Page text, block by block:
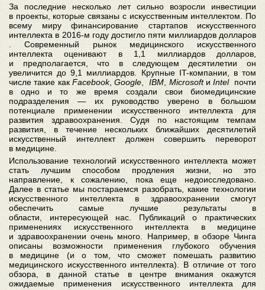
За последние несколько лет сильно возросли инвестиции
в проекты, которые связаны с искусственным интеллектом. По
всему миру финансирование стартапов искусственного
интеллекта в 2016-м году достигло пяти миллиардов долларов
. Современный рынок медицинского искусственного
интеллекта оценивают в 1,1 миллиардов долларов,
и предполагается, что в следующем десятилетии он
увеличится до 9,1 миллиардов. Крупные IT-компании, в том
числе такие какFacebook,Google ,IBM MicrosoftиIntelпочти
в одно и то же время создали свои биомедицинские
подразделения — их руководство уверено в большом
потенциале применении искусственного интеллекта для
развития здравоохранения. Судя по настоящим темпам
развития, в течение нескольких ближайших десятилетий
искусственный интеллект должен совершить переворот
в медицине.
Использование технологий искусственного интеллекта может
стать лучшим способом продления жизни, но это
направление, к сожалению, пока еще недоисследовано.
Далее в статье мы постараемся разобрать, какие технологии
искусственного интеллекта в здравоохранении смогут
обеспечить самые лучшие результаты в
области, интересующей нас. Публикаций о практических
применениях искусственного интеллекта в медицине
и здравоохранении очень много. Например, в обзоре Чинга
описаны возможности применения глубокого обучения
в медицине (и о том, что сможет помешать развитию
медицинского искусственного интеллекта). В отличие от того
обзора, в данной статье в центре внимания окажутся
ожидаемые применения искусственного интеллекта для